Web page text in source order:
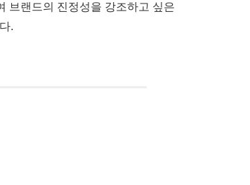
브랜드의 진정성을 강조하고 싶은
.